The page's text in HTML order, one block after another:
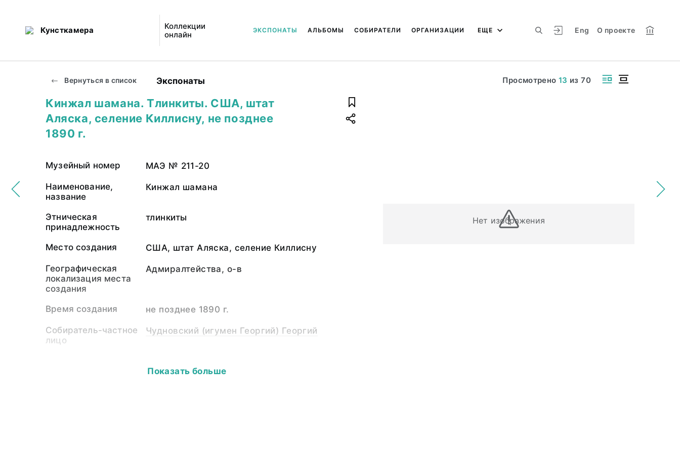
Кунсткамера
Коллекции
онлайн
Eng О проекте
ЭКСПОНАТЫ АЛЬБОМЫ СОБИРАТЕЛИ ОРГАНИЗАЦИИ ЕЩЕ
Вернуться в список Экспонаты Просмотрено 13 из70
Нет изображения
Кинжал шамана. Тлинкиты. США, штат
Аляска, селение Киллисну, не позднее
1890 г.
Музейный номер МАЭ № 211-20
Наименование,
название
Кинжал шамана
Этническая
принадлежность
тлинкиты
Место создания США, штат Аляска, селение Киллисну
Географическая
локализация места
создания
Адмиралтейства, о-в
Время создания не позднее 1890 г.
Собиратель-частное
лицо
Чудновский (игумен Георгий) Георгий
Показать больше